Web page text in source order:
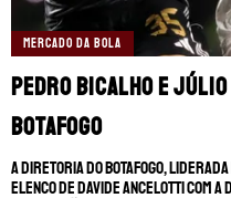
MERCADO DA BOLA
Pedro Bicalho e Júlio
Botafogo
A diretoria do Botafogo,
elenco de Davide Ancelotti com